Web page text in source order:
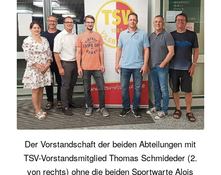
Der Vorstandschaft der beiden Abteilungen mit
TSV-Vorstandsmitglied Thomas Schmideder (2.
von rechts) ohne die beiden Sportwarte Alois